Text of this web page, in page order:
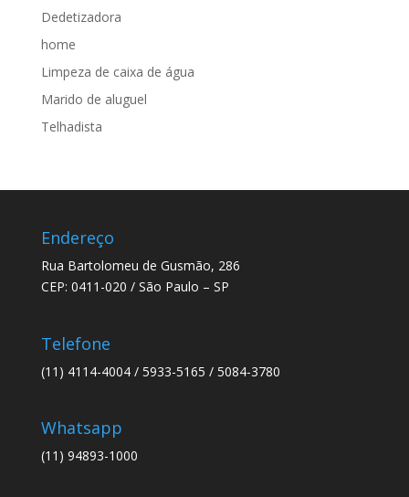
Dedetizadora
home
Limpeza de caixa de água
Marido de aluguel
Telhadista
Endereço
Rua Bartolomeu de Gusmão, 286
CEP: 0411-020 / São Paulo – SP
Telefone
(11) 4114-4004 / 5933-5165 / 5084-3780
Whatsapp
(11) 94893-1000